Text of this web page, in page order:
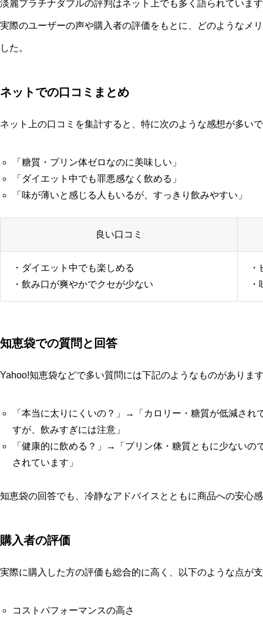
淡麗プラチナダブルの評判はネット上でも多く語られていま
実際のユーザーの声や購入者の評価をもとに、どのようなメ
した。
ネットでの口コミまとめ
ネット上の口コミを集計すると、特に次のような感想が多い
「糖質・プリン体ゼロなのに美味しい」
「ダイエット中でも罪悪感なく飲める」
「味が薄いと感じる人もいるが、すっきり飲みやすい」
良い口コミ
・ダイエット中でも楽しめる
・飲み口が爽やかでクセが少ない
知恵袋での質問と回答
Yahoo!知恵袋などで多い質問には下記のようなものがありま
「本当に太りにくいの？」→「カロリー・糖質が低減され
すが、飲みすぎには注意」
「健康的に飲める？」→「プリン体・糖質ともに少ないの
されています」
知恵袋の回答でも、冷静なアドバイスとともに商品への安心
購入者の評価
実際に購入した方の評価も総合的に高く、以下のような点が
コストパフォーマンスの高さ